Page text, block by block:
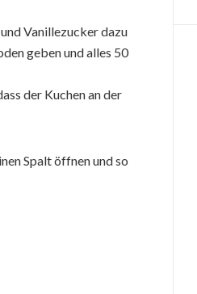
Vanillezucker dazu
geben und alles 50
der Kuchen an der
Spalt öffnen und so